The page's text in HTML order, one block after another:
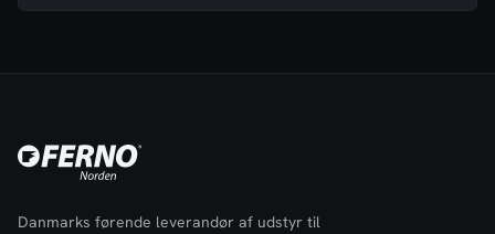
Danmarks førende leverandør af udstyr til